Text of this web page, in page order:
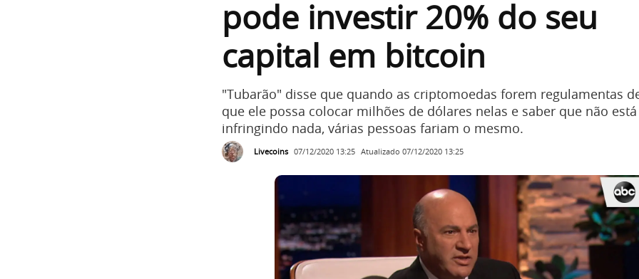
pode investir 20% do seu
capital em bitcoin
"Tubarão" disse que quando as criptomoedas forem regulamentas
que ele possa colocar milhões de dólares nelas e saber que não está
infringindo nada, várias pessoas fariam o mesmo.
Livecoins 07/12/2020 13:25 Atualizado 07/12/2020 13:25